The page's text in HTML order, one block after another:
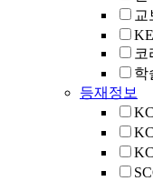
교
코
학
등재정보